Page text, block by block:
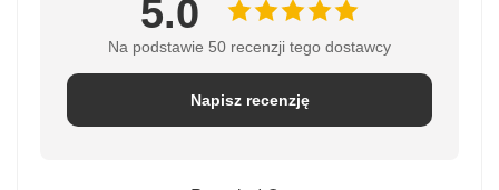
5.0
Na podstawie 50 recenzji tego dostawcy
Napisz recenzję